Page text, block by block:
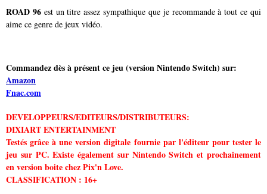
ROAD 96est un titre assez sympathique que je recommande à tout ce qui
aime ce genre de jeux vidéo.
Commandez dès à présent ce jeu (version Nintendo Switch) sur:
Amazon
Fnac.com
DEVELOPPEURS/EDITEURS/DISTRIBUTEURS:
DIXIART ENTERTAINMENT
Testés grâce à une version digitale fournie par l'éditeur pour tester le
jeu sur PC. Existe également sur Nintendo Switch et prochainement
en version boite chez Pix'n Love.
CLASSIFICATION : 16+